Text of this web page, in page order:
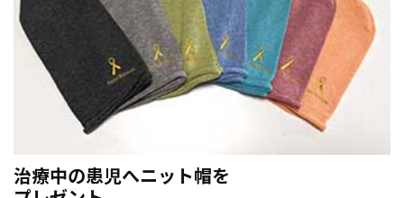
治療中の患児へニット帽を